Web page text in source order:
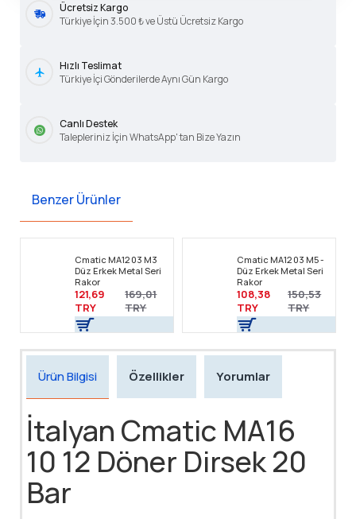
Ücretsiz Kargo
Türkiye İçin 3.500 ₺ ve Üstü Ücretsiz Kargo
Hızlı Teslimat
Türkiye İçi Gönderilerde Aynı Gün Kargo
Canlı Destek
Talepleriniz İçin WhatsApp' tan Bize Yazın
Benzer Ürünler
Cmatic MA12 03 M3
Düz Erkek Metal Seri
Rakor
121,69
TRY
169,01
TRY
Cmatic MA12 03 M5 -
Düz Erkek Metal Seri
Rakor
108,38
TRY
150,53
TRY
Ürün Bilgisi Özellikler Yorumlar
İtalyan Cmatic MA16
10 12 Döner Dirsek 20
Bar